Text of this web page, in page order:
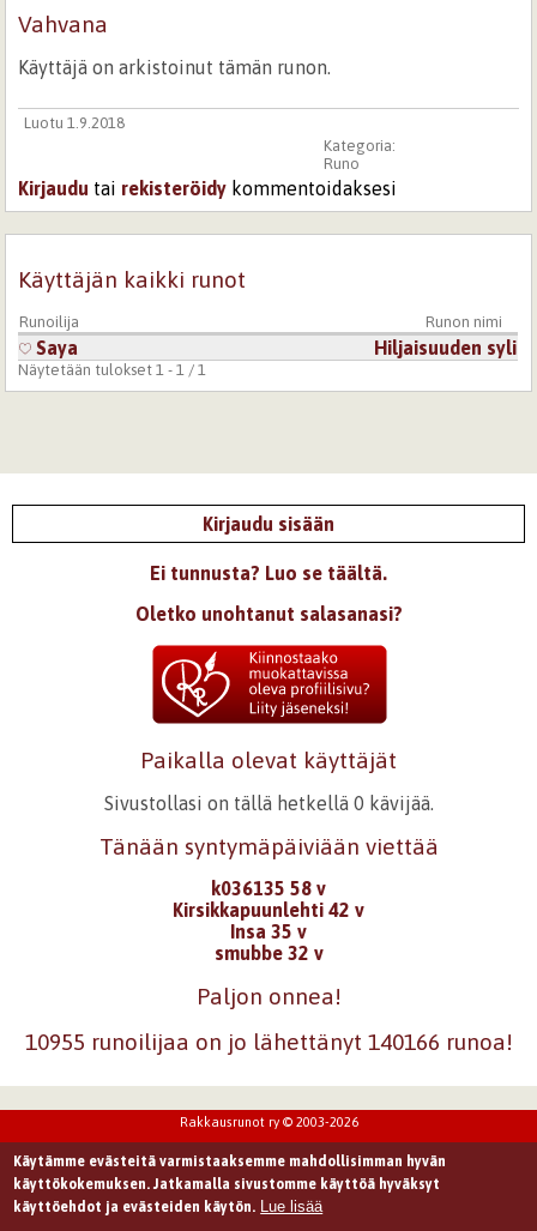
Vahvana
Käyttäjä on arkistoinut tämän runon.
Luotu 1.9.2018
Kategoria:
Runo
Kirjaudu tai rekisteröidy kommentoidaksesi
Käyttäjän kaikki runot
Runoilija Runon nimi
Saya Hiljaisuuden syli
Näytetään tulokset 1 - 1 / 1
Kirjaudu sisään
Ei tunnusta? Luo se täältä.
Oletko unohtanut salasanasi?
Paikalla olevat käyttäjät
Sivustollasi on tällä hetkellä 0 kävijää.
Tänään syntymäpäiviään viettää
k036135 58 v
Kirsikkapuunlehti 42 v
Insa 35 v
smubbe 32 v
Paljon onnea!
10955 runoilijaa on jo lähettänyt 140166 runoa!
Rakkausrunot ry © 2003-2026
Käytämme evästeitä varmistaaksemme mahdollisimman hyvän
käyttökokemuksen. Jatkamalla sivustomme käyttöä hyväksyt
käyttöehdot ja evästeiden käytön. Lue lisää